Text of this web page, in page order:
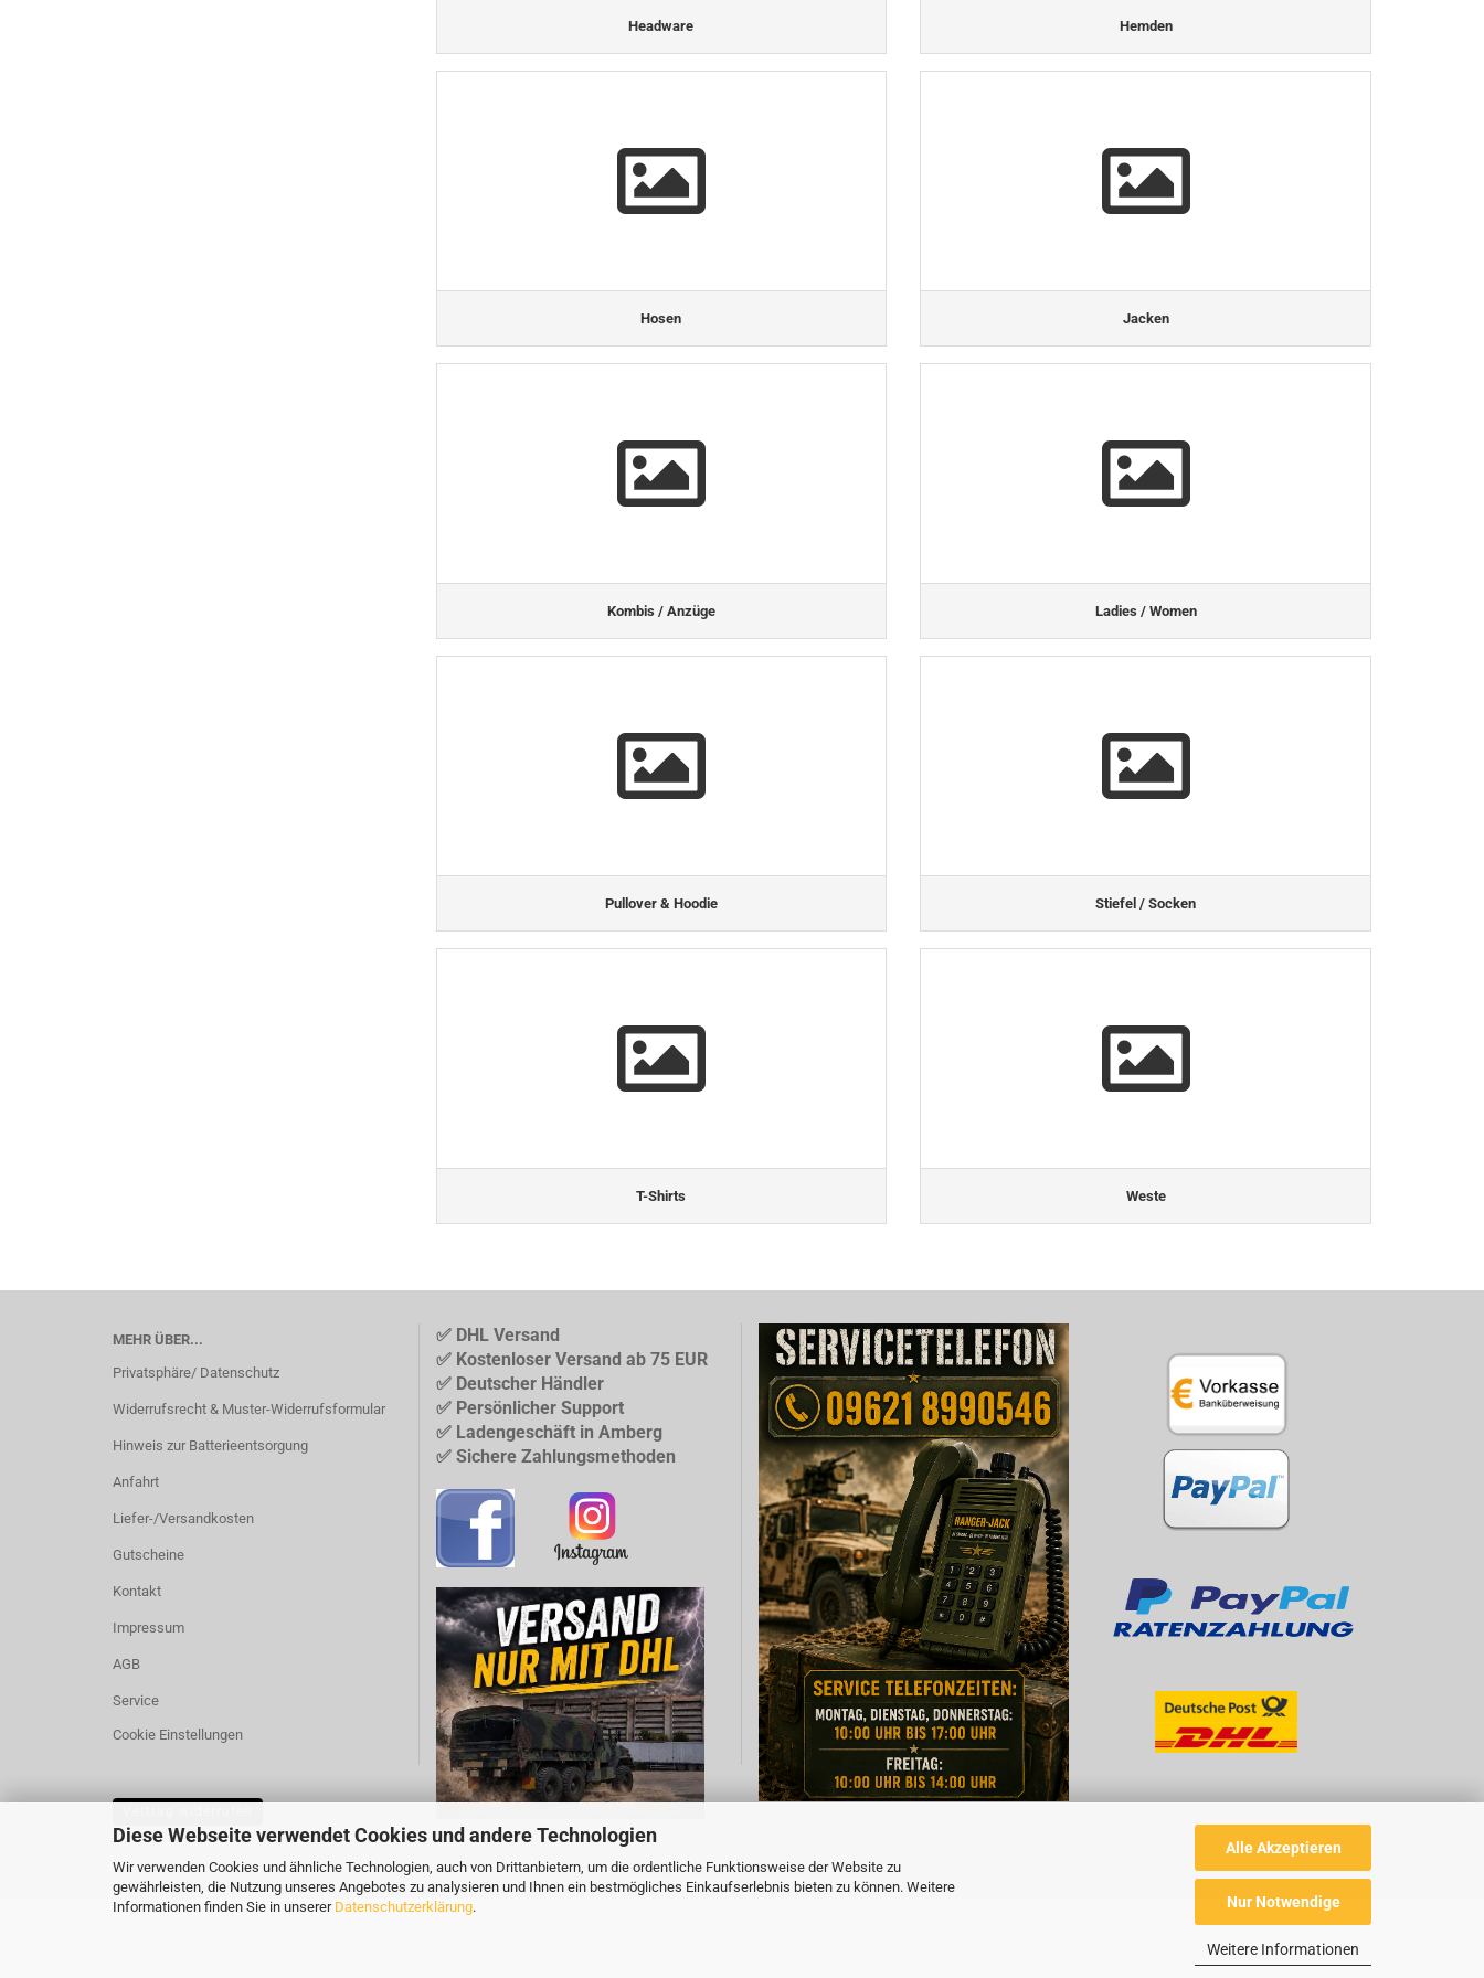
Diese Webseite verwendet Cookies und andere Technologien
Wir verwenden Cookies und ähnliche Technologien, auch von Drittanbietern, um die ordentliche Funktionsweise der Website zu
gewährleisten, die Nutzung unseres Angebotes zu analysieren und Ihnen ein bestmögliches Einkaufserlebnis bieten zu können. Weitere
Informationen finden Sie in unserer Datenschutzerklärung.
Alle Akzeptieren
Nur Notwendige
Weitere Informationen
Headware Hemden
Hosen Jacken
Kombis / Anzüge Ladies / Women
Pullover & Hoodie Stiefel / Socken
T-Shirts Weste
MEHR ÜBER...
Privatsphäre/ Datenschutz
Widerrufsrecht & Muster-Widerrufsformular
Hinweis zur Batterieentsorgung
Anfahrt
Liefer-/Versandkosten
Gutscheine
Kontakt
Impressum
AGB
Service
Cookie Einstellungen
✅ DHL Versand
✅ Kostenloser Versand ab 75 EUR
✅ Deutscher Händler
✅ Persönlicher Support
✅ Ladengeschäft in Amberg
✅ Sichere Zahlungsmethoden
Webshop erstellenmit Gambio.de © 2026